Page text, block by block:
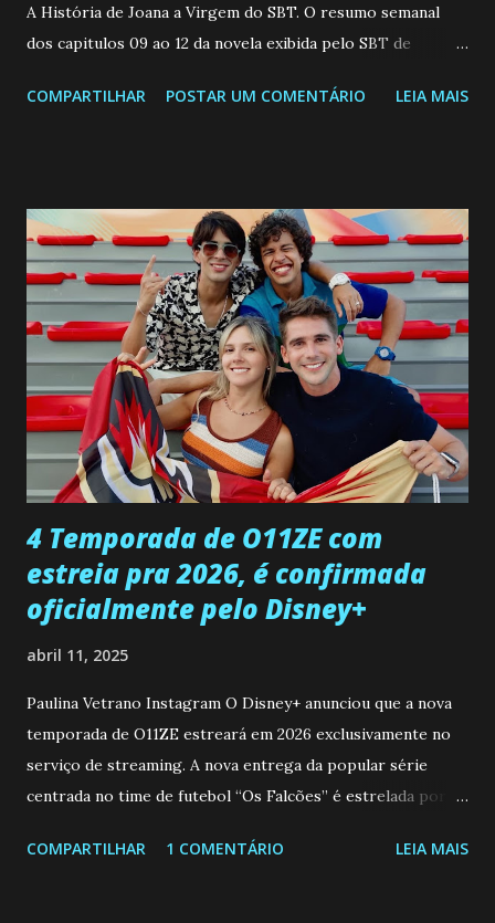
A História de Joana a Virgem do SBT. O resumo semanal
dos capitulos 09 ao 12 da novela exibida pelo SBT de
a Programação Semanal do SBT de 08/06/26 a 14/06/26
confessa a Gabriel que ele demonstrou ser o tipo de
pessoa que ela tanto desejou durante toda a vida. Camila
entra no quarto de Gabriel e imagina como seria o
encontro deles, quando conseguir seduzi-lo. Manuel avisa a
Paula sobre a suposta infidelidade de Gabriel com Joana.
Rogerio consegue se livrar de todas as suspeitas pelo
desaparecimento de Francisco, apontando que ele poderia
ter sido vítima da fúria de Gabriel. Artur informa a Gabriel
que a clínica inseminou por engano outra paciente, que está
...
COMPARTILHAR POSTAR UM COMENTÁRIO LEIA MAIS
4 Temporada de O11ZE com
estreia pra 2026, é confirmada
oficialmente pelo Disney+
abril 11, 2025
Paulina Vetrano Instagram O Disney+ anunciou que a nova
temporada de O11ZE estreará em 2026 exclusivamente no
serviço de streaming. A nova entrega da popular série
centrada no time de futebol “Os Falcões” é estrelada por
Brum (Dedé), que voltam a interpretar seus personagens
COMPARTILHAR 1 COMENTÁRIO LEIA MAIS